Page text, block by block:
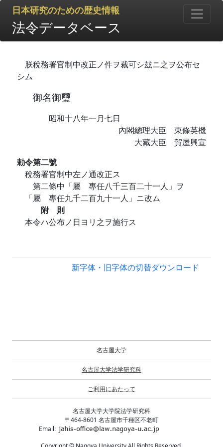
日本研究のための歴史情報
法令データベース
朕稅務署官制中改正ノ件ヲ裁可シ玆ニ之ヲ公布セ
シム
御名御璽
昭和十八年一月七日
內閣總理大臣 東條英機
大藏大臣 賀屋興宣
勅令第二號
稅務署官制中左ノ通改正ス
第二條中「屬 專任八千三百二十一人」ヲ
「屬 專任九千二百九十一人」ニ改ム
附 則
本令ハ公布ノ日ヨリ之ヲ施行ス
新字体・旧字体の切替ダウンロード
名古屋大学
名古屋大学法学研究科
ご利用にあたって
名古屋大学大学院法学研究科
〒464-8601 名古屋市千種区不老町
Email: